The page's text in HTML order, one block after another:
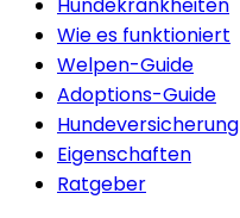
Hundekrankheiten
Wie es funktioniert
Welpen-Guide
Adoptions-Guide
Hundeversicherung
Eigenschaften
Ratgeber